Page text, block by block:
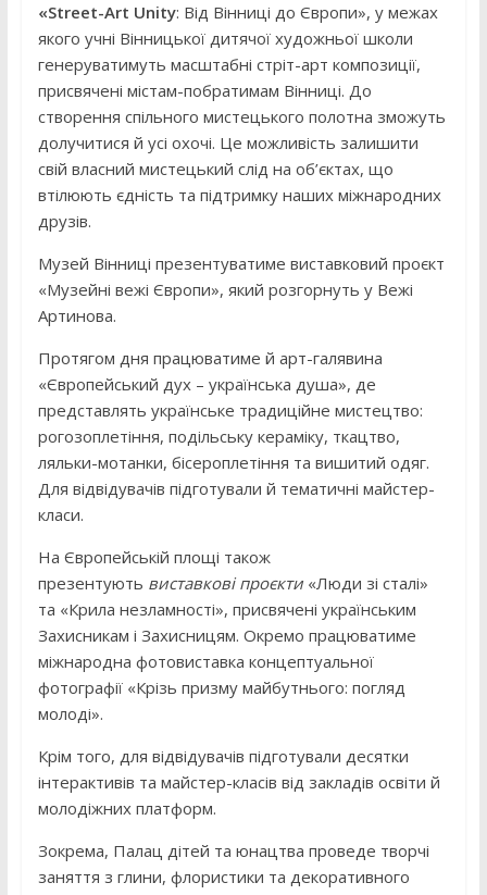
«Street-Art Unity: Від Вінниці до Європи», у межах
якого учні Вінницької дитячої художньої школи
генеруватимуть масштабні стріт-арт композиції,
присвячені містам-побратимам Вінниці. До
створення спільного мистецького полотна зможуть
долучитися й усі охочі. Це можливість залишити
свій власний мистецький слід на об’єктах, що
втілюють єдність та підтримку наших міжнародних
друзів.
Музей Вінниці презентуватиме виставковий проєкт
«Музейні вежі Європи», який розгорнуть у Вежі
Артинова.
Протягом дня працюватиме й арт-галявина
«Європейський дух – українська душа», де
представлять українське традиційне мистецтво:
рогозоплетіння, подільську кераміку, ткацтво,
ляльки-мотанки, бісероплетіння та вишитий одяг.
Для відвідувачів підготували й тематичні майстер-
класи.
На Європейській площі також
презентують виставкові проєкти«Люди зі сталі»
та «Крила незламності», присвячені українським
Захисникам і Захисницям. Окремо працюватиме
міжнародна фотовиставка концептуальної
фотографії «Крізь призму майбутнього: погляд
молоді».
Крім того, для відвідувачів підготували десятки
інтерактивів та майстер-класів від закладів освіти й
молодіжних платформ.
Зокрема, Палац дітей та юнацтва проведе творчі
заняття з глини, флористики та декоративного